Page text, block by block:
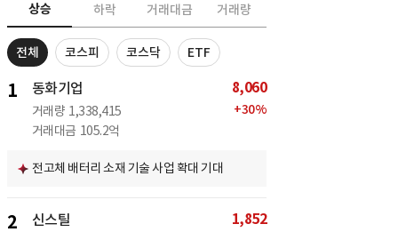
상승 하락 거래대금 거래량
전체 코스피 코스닥 ETF
1 동화기업
거래량 1,338,415
거래대금 105.2억
8,060
+30%
전고체 배터리 소재 기술 사업 확대 기대
2 신스틸 1,852